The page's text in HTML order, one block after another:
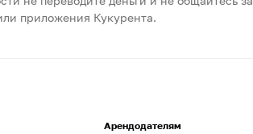
приложения Кукурента.
Арендодателям